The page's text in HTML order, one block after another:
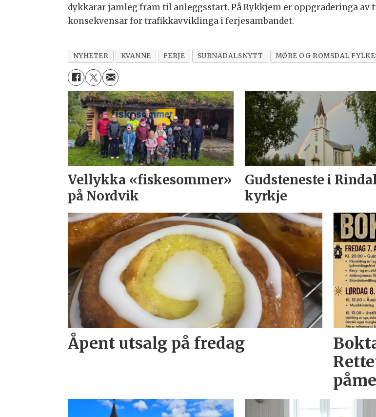
dykkarar jamleg fram til anleggsstart. På Rykkjem er oppgraderinga av
konsekvensar for trafikkavviklinga i ferjesambandet.
NYHETER KVANNE FERJE SURNADALSNYTT MØRE OG ROMSDAL
Vellykka «fiskesommer»
på Nordvik
Gudsteneste i Rindal
kyrkje
Åpent utsalg på fredag